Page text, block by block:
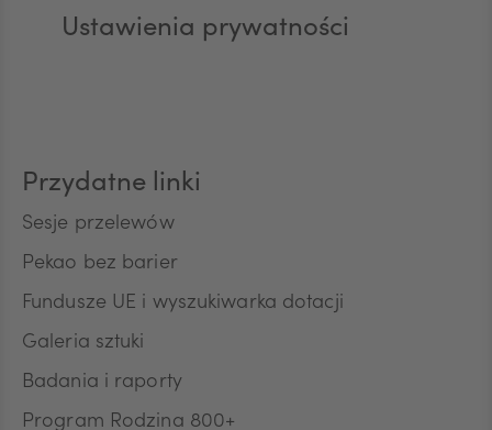
AUD
JPY
Ustawienia prywatności
Przydatne linki
Sesje przelewów
Pekao bez barier
Fundusze UE i wyszukiwarka dotacji
Galeria sztuki
Badania i raporty
Program Rodzina 800+